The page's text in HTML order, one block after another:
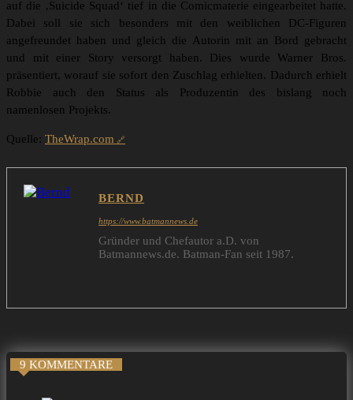
auf die ‚Suicide Squad‘ tief in die Comicmaterie eingearbeitet hatte.
Dabei soll sie sich besonders mit den weiblichen DC-Figuren
angefreundet haben und gleich die Autorin mit an Bord gebracht
und mit einer Story versorgt haben. Dies wurde Warner Bros.
präsentiert, worauf sie sofort den Zuschlag erhielten. Dadurch erhielt
Robbie auch den Status als Produzentin des bislang noch
namenlosen Projekts.
Quelle: TheWrap.com
BERND
https://www.batmannews.de
Gründer und Chefautor a.D. von
Batmannews.de. Batman-Fan seit 1987.
9 KOMMENTARE